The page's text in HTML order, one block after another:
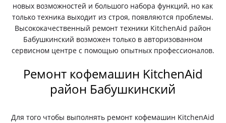
новых возможностей и большого набора функций, но как
только техника выходит из строя, появляются проблемы.
Высококачественный ремонт техники KitchenAid район
Бабушкинский возможен только в авторизованном
сервисном центре с помощью опытных профессионалов.
Ремонт кофемашин KitchenAid
район Бабушкинский
Для того чтобы выполнять ремонт кофемашин KitchenAid